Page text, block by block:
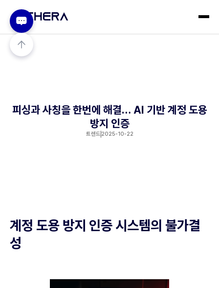
피싱과 사칭을 한번에 해결… AI 기반 계정 도용
방지 인증
트렌드 2025-10-22
계정 도용 방지 인증 시스템의 불가결
성